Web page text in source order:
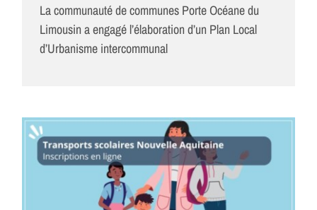
La communauté de communes Porte Océane du
Limousin a engagé l’élaboration d’un Plan Local
d’Urbanisme intercommunal